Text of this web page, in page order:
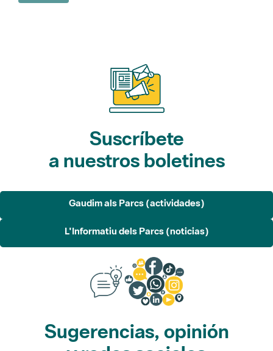
Suscríbete
a nuestros boletines
Gaudim als Parcs (actividades)
L'Informatiu dels Parcs (noticias)
Sugerencias, opinión